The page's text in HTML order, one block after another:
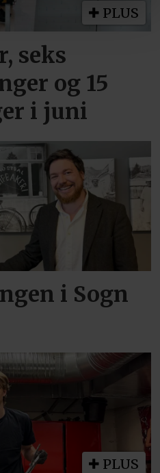
PLUS
seks
og 15
i juni
i Sogn
PLUS